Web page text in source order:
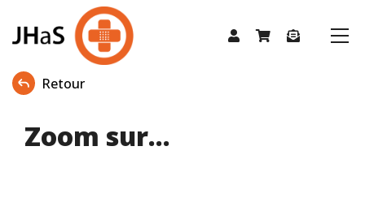
Retour
Zoom sur...